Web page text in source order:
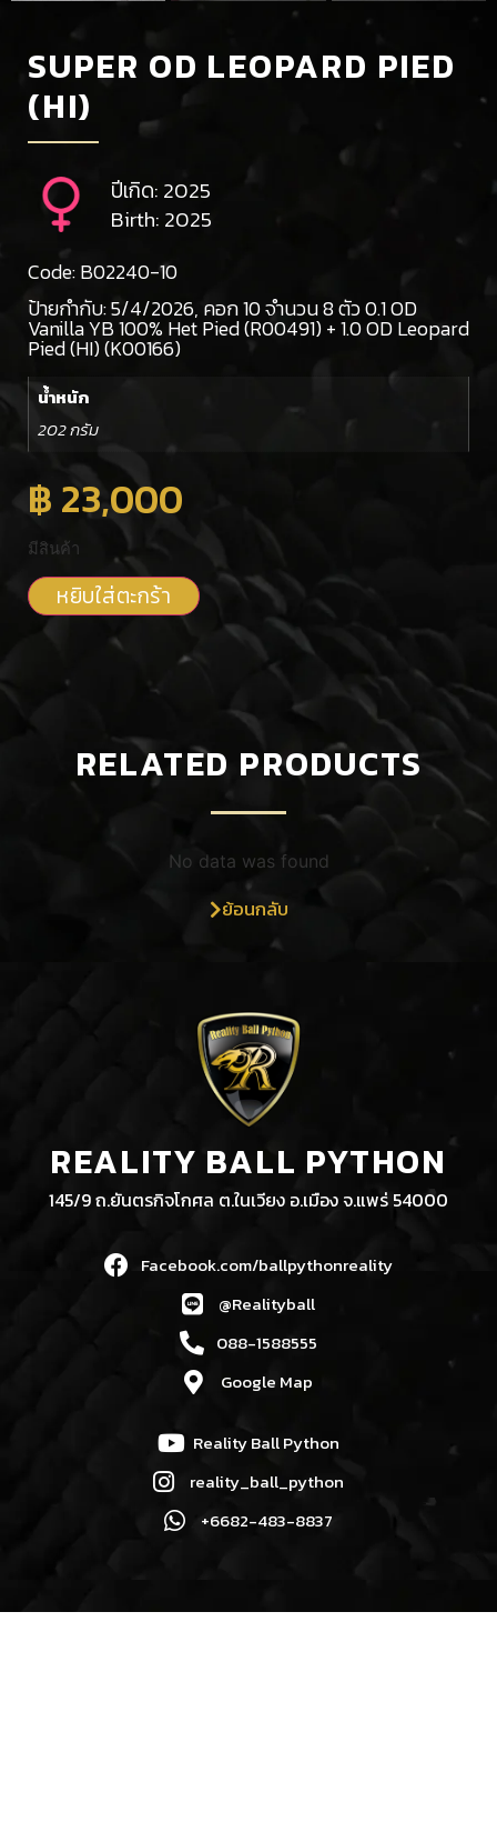
SUPER OD LEOPARD PIED
(HI)
ปีเกิด: 2025
Birth: 2025
Code: B02240-10
ป้ายกำกับ:5/4/2026, คอก 10 จำนวน 8 ตัว 0.1 OD
Vanilla YB 100% Het Pied (R00491) + 1.0 OD Leopard
Pied (HI) (K00166)
น้ำหนัก
202 กรัม
฿23,000
มีสินค้า
หยิบใส่ตะกร้า
RELATED PRODUCTS
No data was found
ย้อนกลับ
REALITY BALL PYTHON
145/9 ถ.ยันตรกิจโกศล ต.ในเวียง อ.เมือง จ.แพร่ 54000
Facebook.com/ballpythonreality
@Realityball
088-1588555
Google Map
Reality Ball Python
reality_ball_python
+6682-483-8837